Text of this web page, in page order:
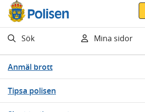
Sök Mina sidor
Anmäl brott
Tipsa polisen